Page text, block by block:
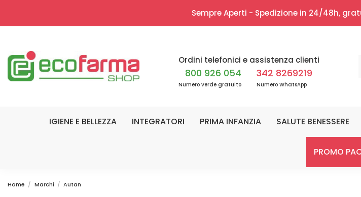
Sempre Aperti - Spedizione in 24/48h,
Ordini telefonici e assistenza clienti
800 926 054
Numero verde gratuito
342 8269219
Numero WhatsApp
IGIENE E BELLEZZA INTEGRATORI PRIMA INFANZIA SALUTE BENESSERE
PROMO
Home Marchi Autan